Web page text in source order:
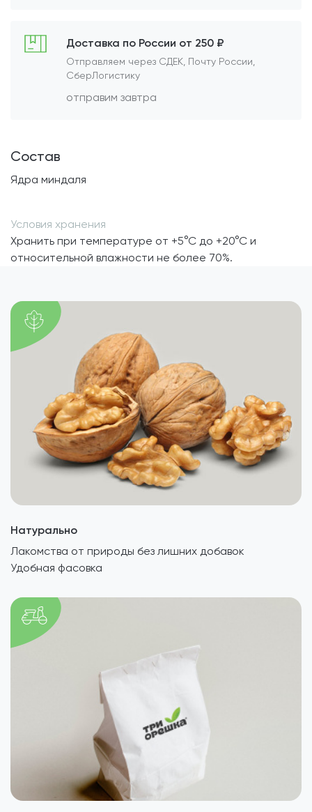
Доставка по России от 250 ₽
Отправляем через СДЕК, Почту России,
СберЛогистику
отправим завтра
Состав
Ядра миндаля
Условия хранения
Хранить при температуре от +5°С до +20°С и
относительной влажности не более 70%.
Натурально
Лакомства от природы без лишних добавок
Удобная фасовка